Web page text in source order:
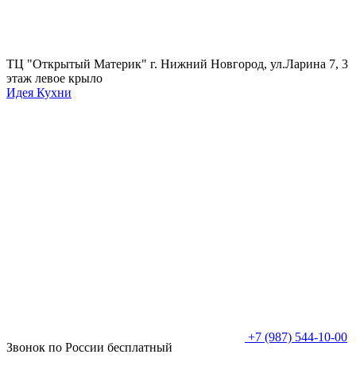
ТЦ "Открытый Материк" г. Нижний Новгород, ул.Ларина 7, 3
этаж левое крыло
Идея Кухни
+7 (987) 544-10-00
Звонок по России бесплатный